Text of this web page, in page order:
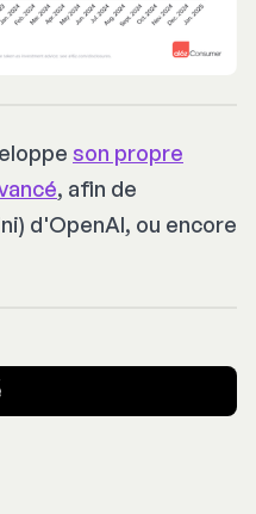
son propre
, afin de
d'OpenAI, ou encore